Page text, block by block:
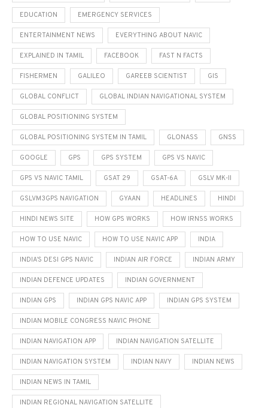
EDUCATION EMERGENCY SERVICES
ENTERTAINMENT NEWS EVERYTHING ABOUT NAVIC
EXPLAINED IN TAMIL FACEBOOK FAST N FACTS
FISHERMEN GALILEO GAREEB SCIENTIST GIS
GLOBAL CONFLICT GLOBAL INDIAN NAVIGATIONAL SYSTEM
GLOBAL POSITIONING SYSTEM
GLOBAL POSITIONING SYSTEM IN TAMIL GLONASS GNSS
GOOGLE GPS GPS SYSTEM GPS VS NAVIC
GPS VS NAVIC TAMIL GSAT 29 GSAT-6A GSLV MK-II
GSLVM3GPS NAVIGATION GYAAN HEADLINES HINDI
HINDI NEWS SITE HOW GPS WORKS HOW IRNSS WORKS
HOW TO USE NAVIC HOW TO USE NAVIC APP INDIA
INDIA’S DESI GPS NAVIC INDIAN AIR FORCE INDIAN ARMY
INDIAN DEFENCE UPDATES INDIAN GOVERNMENT
INDIAN GPS INDIAN GPS NAVIC APP INDIAN GPS SYSTEM
INDIAN MOBILE CONGRESS NAVIC PHONE
INDIAN NAVIGATION APP INDIAN NAVIGATION SATELLITE
INDIAN NAVIGATION SYSTEM INDIAN NAVY INDIAN NEWS
INDIAN NEWS IN TAMIL
INDIAN REGIONAL NAVIGATION SATELLITE